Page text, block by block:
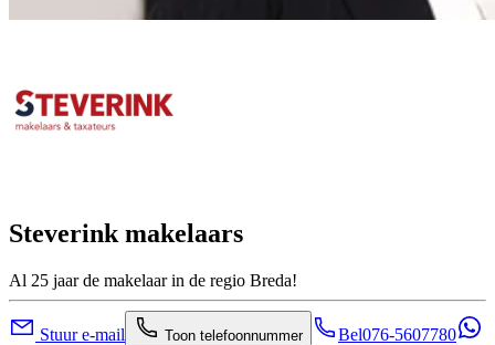
Steverink makelaars
Al 25 jaar de makelaar in de regio Breda!
Stuur e-mail Toon telefoonnummer Bel076-5607780